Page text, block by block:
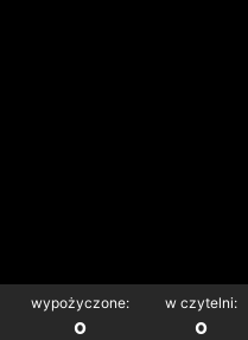
wypożyczone:
0
w czytelni:
0